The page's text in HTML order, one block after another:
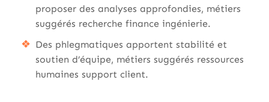
proposer des analyses approfondies, métiers
suggérés recherche finance ingénierie.
Des phlegmatiques apportent stabilité et
soutien d’équipe, métiers suggérés ressources
humaines support client.